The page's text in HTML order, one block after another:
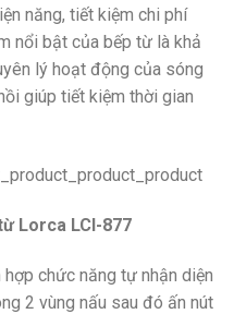
năng, tiết kiệm chi phí
nổi bật của bếp từ là khả
lý hoạt động của sóng
giúp tiết kiệm thời gian
Lorca LCI-877
chức năng tự nhận diện
2 vùng nấu sau đó ấn nút